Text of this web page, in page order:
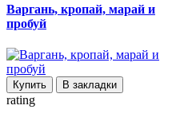
Варгань, кропай, марай и
пробуй
Купить В закладки
rating